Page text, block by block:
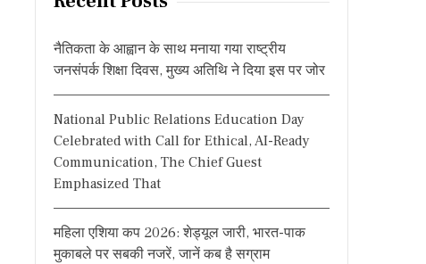
नैतिकता के आह्वान के साथ मनाया गया राष्ट्रीय
जनसंपर्क शिक्षा दिवस, मुख्य अतिथि ने दिया इस पर जोर
National Public Relations Education Day
Celebrated with Call for Ethical, AI-Ready
Communication, The Chief Guest
Emphasized That
महिला एशिया कप 2026: शेड्यूल जारी, भारत-पाक
मुकाबले पर सबकी नजरें, जानें कब है सग्राम